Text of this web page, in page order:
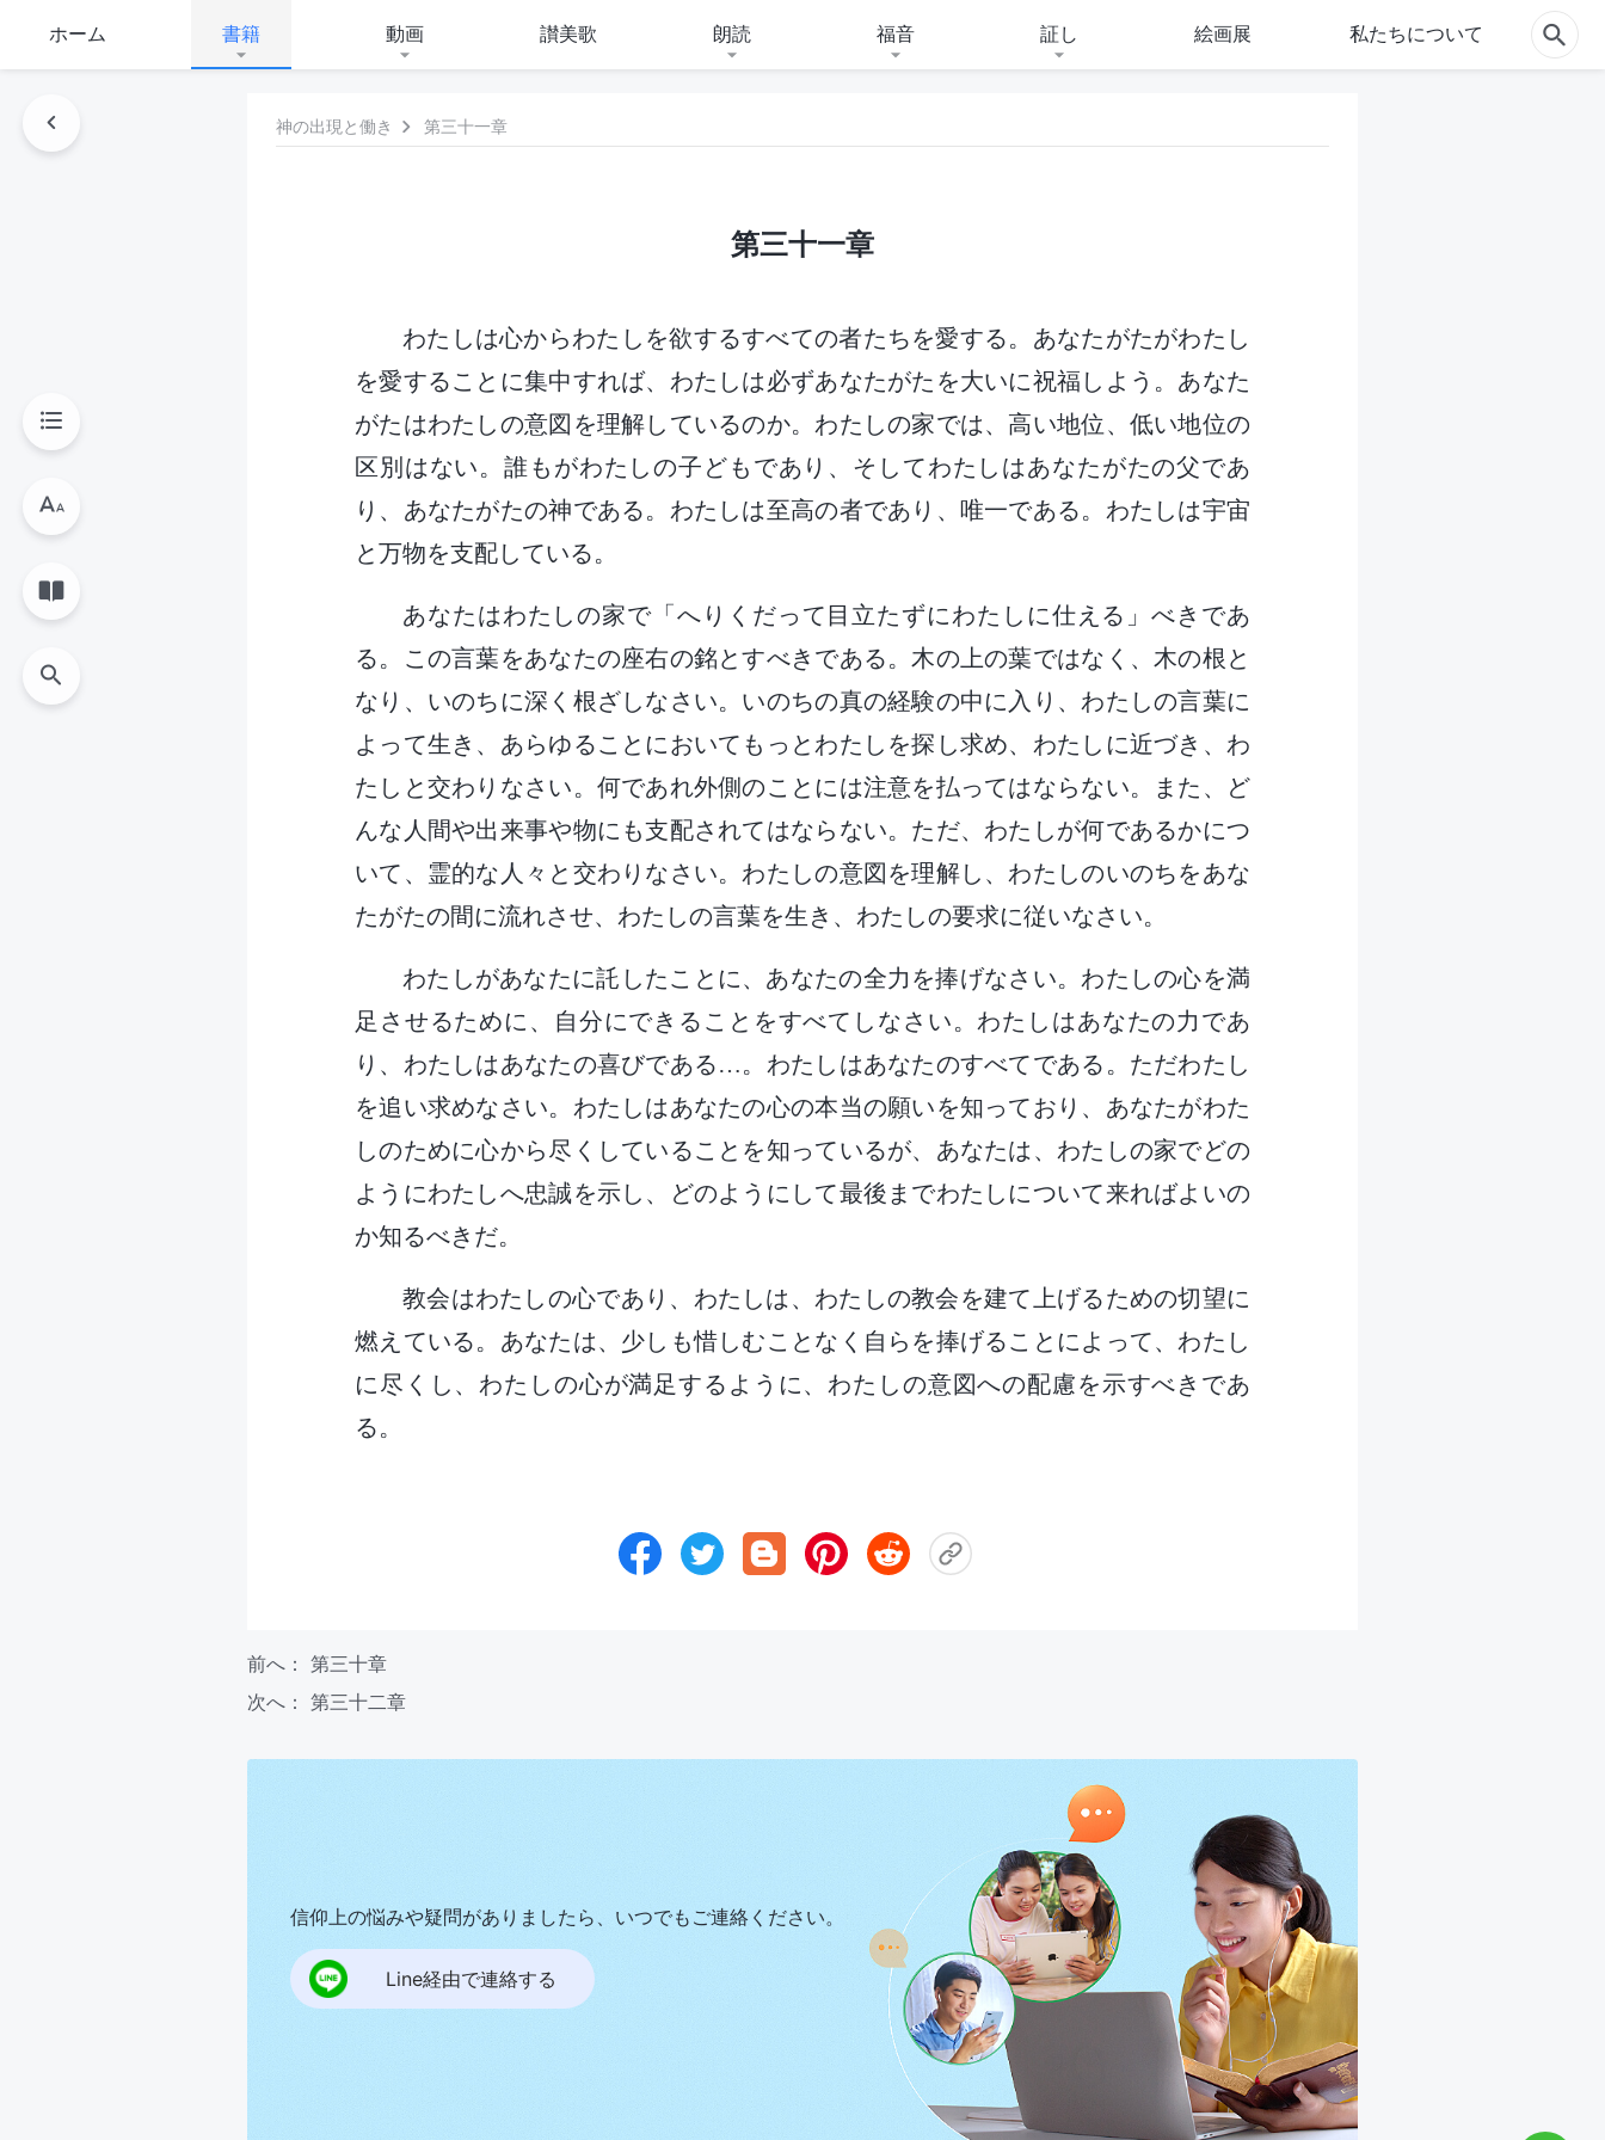
ホーム 書籍 動画 讃美歌 朗読 福音 証し 絵画展 私たちについて
神の出現と働き 第三十一章
第三十一章
わたしは心からわたしを欲するすべての者たちを愛する。あなたがたがわたし
を愛することに集中すれば、わたしは必ずあなたがたを大いに祝福しよう。あなた
がたはわたしの意図を理解しているのか。わたしの家では、高い地位、低い地位の
区別はない。誰もがわたしの子どもであり、そしてわたしはあなたがたの父であ
り、あなたがたの神である。わたしは至高の者であり、唯一である。わたしは宇宙
と万物を支配している。
あなたはわたしの家で「へりくだって目立たずにわたしに仕える」べきであ
る。この言葉をあなたの座右の銘とすべきである。木の上の葉ではなく、木の根と
なり、いのちに深く根ざしなさい。いのちの真の経験の中に入り、わたしの言葉に
よって生き、あらゆることにおいてもっとわたしを探し求め、わたしに近づき、わ
たしと交わりなさい。何であれ外側のことには注意を払ってはならない。また、ど
んな人間や出来事や物にも支配されてはならない。ただ、わたしが何であるかにつ
いて、霊的な人々と交わりなさい。わたしの意図を理解し、わたしのいのちをあな
たがたの間に流れさせ、わたしの言葉を生き、わたしの要求に従いなさい。
わたしがあなたに託したことに、あなたの全力を捧げなさい。わたしの心を満
足させるために、自分にできることをすべてしなさい。わたしはあなたの力であ
り、わたしはあなたの喜びである…。わたしはあなたのすべてである。ただわたし
を追い求めなさい。わたしはあなたの心の本当の願いを知っており、あなたがわた
しのために心から尽くしていることを知っているが、あなたは、わたしの家でどの
ようにわたしへ忠誠を示し、どのようにして最後までわたしについて来ればよいの
か知るべきだ。
教会はわたしの心であり、わたしは、わたしの教会を建て上げるための切望に
燃えている。あなたは、少しも惜しむことなく自らを捧げることによって、わたし
に尽くし、わたしの心が満足するように、わたしの意図への配慮を示すべきであ
る。
前へ： 第三十章
次へ： 第三十二章
信仰上の悩みや疑問がありましたら、いつでもご連絡ください。
Line経由で連絡する